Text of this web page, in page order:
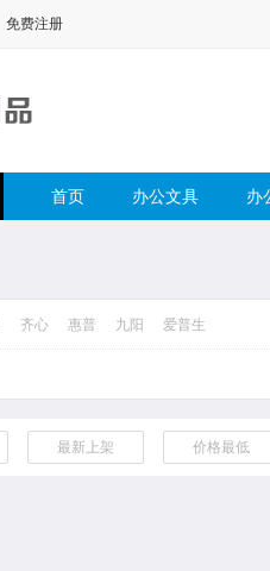
免费注册
首页 办公文具 办
齐心 惠普 九阳 爱普生
最新上架 价格最低